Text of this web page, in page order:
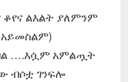
ልእልት ያለምንም
አይመስልም)
….እሷም አምልጧት
ብሶቷ ገንፍሎ